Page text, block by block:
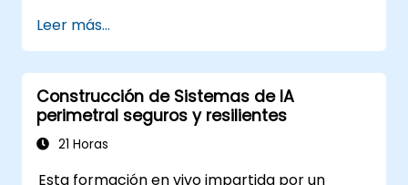
de IA para su despliegue en el borde.
Implementar soluciones prácticas de IA
en dispositivos de borde.
Evaluar y mejorar el rendimiento de los
modelos desplegados en el borde.
Abordar consideraciones éticas y de
Leer más...
Construcción de Sistemas de IA
perimetral seguros y resilientes
21 Horas
Esta formación en vivo impartida por un